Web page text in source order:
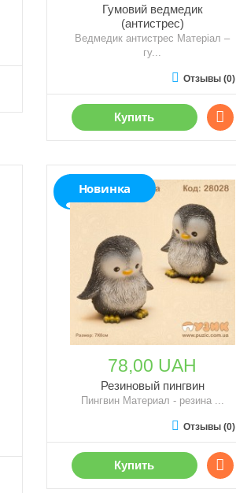
Гумовий ведмедик
(антистрес)
Ведмедик антистрес Матеріал –
гу...
Отзывы (0)
Купить
78,00 UAH
Резиновый пингвин
Пингвин Материал - резина ...
Отзывы (0)
Купить
Новинка